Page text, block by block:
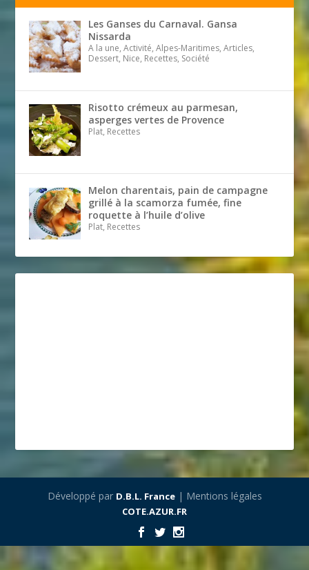
Les Ganses du Carnaval. Gansa
Nissarda
A la une, Activité, Alpes-Maritimes, Articles,
Dessert, Nice, Recettes, Société
Risotto crémeux au parmesan,
asperges vertes de Provence
Plat, Recettes
Melon charentais, pain de campagne
grillé à la scamorza fumée, fine
roquette à l’huile d’olive
Plat, Recettes
Développé par D.B.L. France| Mentions légales
COTE.AZUR.FR